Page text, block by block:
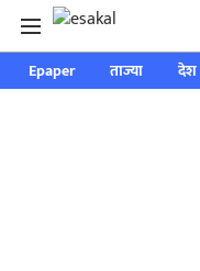
Epaper ताज्या देश